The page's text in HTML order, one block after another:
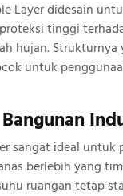
Layer didesain
tinggi
hujan. Strukturnya
untuk
sangat ideal untuk
berlebih yang
ruangan tetap